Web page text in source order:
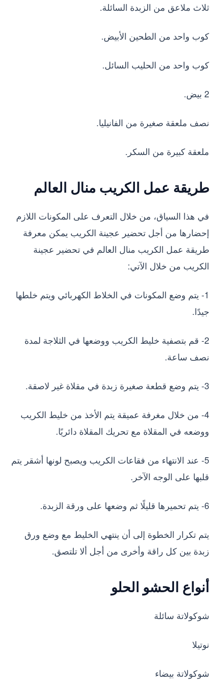
ثلاث ملاعق من الزبدة السائلة.
كوب واحد من الطحين الأبيض.
كوب واحد من الحليب السائل.
2 بيض.
نصف ملعقة صغيرة من الفانيليا.
ملعقة كبيرة من السكر.
طريقة عمل الكريب منال العالم
في هذا السياق، من خلال التعرف على المكونات اللازم
إحضارها من أجل تحضير عجينة الكريب يمكن معرفة
طريقة عمل الكريب منال العالم في تحضير عجينة
الكريب من خلال الآتي:
1- يتم وضع المكونات في الخلاط الكهربائي ويتم خلطها
جيدًا.
2- قم بتصفية خليط الكريب ووضعها في الثلاجة لمدة
نصف ساعة.
3- يتم وضع قطعة صغيرة زبدة في مقلاة غير لاصقة.
4- من خلال مغرفة عميقة يتم الأخذ من خليط الكريب
ووضعه في المقلاة مع تحريك المقلاة دائريًا.
5- عند الانتهاء من فقاعات الكريب ويصبح لونها أشقر يتم
قلبها على الوجه الآخر.
6- يتم تحميرها قليلًا ثم وضعها على ورقة الزبدة.
يتم تكرار الخطوة إلى أن ينتهي الخليط مع وضع ورق
زبدة بين كل راقة وأخرى من أجل ألا تلتصق.
أنواع الحشو الحلو
شوكولاتة سائلة
نوتيلا
شوكولاتة بيضاء